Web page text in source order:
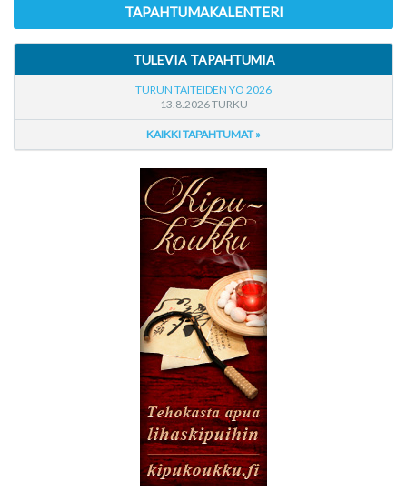
TAPAHTUMAKALENTERI
TULEVIA TAPAHTUMIA
TURUN TAITEIDEN YÖ 2026
13.8.2026 TURKU
KAIKKI TAPAHTUMAT »